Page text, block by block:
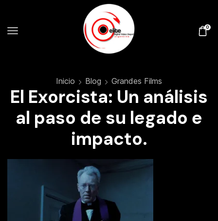
0
Inicio Blog Grandes Films
El Exorcista: Un análisis
al paso de su legado e
impacto.